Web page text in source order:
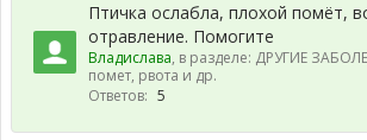
Птичка ослабла, плохой помёт,
отравление. Помогите
Владислава, в разделе: ДРУГИЕ
помет, рвота и др.
Ответов: 5